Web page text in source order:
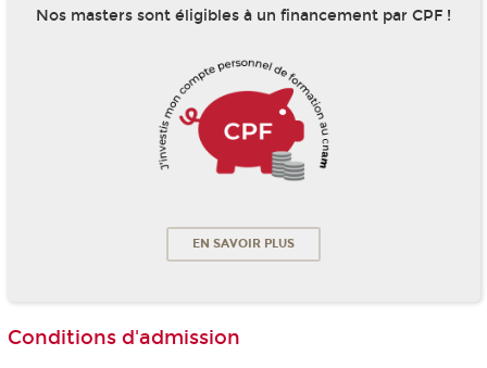
Nos masters sont éligibles à un financement par CPF !
EN SAVOIR PLUS
Conditions d'admission